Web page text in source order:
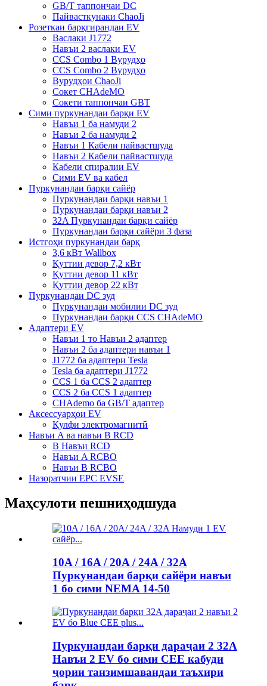
GB/T таппончаи DC
Пайвасткунаки ChaoJi
Розеткаи барқгирандаи EV
Васлаки J1772
Навъи 2 васлаки EV
CCS Combo 1 Вурудҳо
CCS Combo 2 Вурудҳо
Вурудҳои ChaoJi
Сокет CHAdeMO
Сокети таппончаи GBT
Сими пуркунандаи барқи EV
Навъи 1 ба намуди 2
Навъи 2 ба намуди 2
Навъи 1 Кабели пайвастшуда
Навъи 2 Кабели пайвастшуда
Кабели спиралии EV
Сими EV ва кабел
Пуркунандаи барқи сайёр
Пуркунандаи барқи навъи 1
Пуркунандаи барқи навъи 2
32A Пуркунандаи барқи сайёр
Пуркунандаи барқи сайёри 3 фаза
Истгоҳи пуркунандаи барқ
3,6 кВт Wallbox
Қуттии девор 7,2 кВт
Қуттии девор 11 кВт
Қуттии девор 22 кВт
Пуркунандаи DC зуд
Пуркунандаи мобилии DC зуд
Пуркунандаи барқи CCS CHAdeMO
Адаптери EV
Навъи 1 то Навъи 2 адаптер
Навъи 2 ба адаптери навъи 1
J1772 ба адаптери Tesla
Tesla ба адаптери J1772
CCS 1 ба CCS 2 адаптер
CCS 2 ба CCS 1 адаптер
CHAdemo ба GB/T адаптер
Аксессуарҳои EV
Қулфи электромагнитӣ
Навъи A ва навъи B RCD
B Навъи RCD
Навъи A RCBO
Навъи B RCBO
Назоратчии EPC EVSE
Маҳсулоти пешниҳодшуда
10A / 16A / 20A / 24A / 32A
Пуркунандаи барқи сайёри навъи
1 бо сими NEMA 14-50
Пуркунандаи барқи дараҷаи 2 32A
Навъи 2 EV бо сими CEE кабуди
ҷории танзимшавандаи таъхири